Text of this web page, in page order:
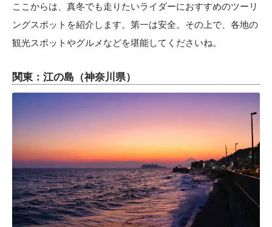
ここからは、真冬でも走りたいライダーにおすすめのツーリ
ングスポットを紹介します。第一は安全。その上で、各地の
観光スポットやグルメなどを堪能してくださいね。
関東：江の島（神奈川県）